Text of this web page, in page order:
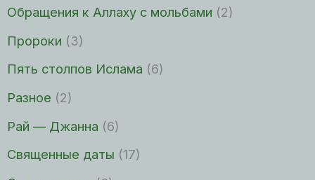
Обращения к Аллаху с мольбами (2)
Пророки (3)
Пять столпов Ислама (6)
Разное (2)
Рай — Джанна (6)
Священные даты (17)